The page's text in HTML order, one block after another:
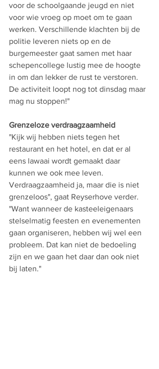
voor de schoolgaande jeugd en niet
voor wie vroeg op moet om te gaan
werken. Verschillende klachten bij de
politie leveren niets op en de
burgemeester gaat samen met haar
schepencollege lustig mee de hoogte
in om dan lekker de rust te verstoren.
De activiteit loopt nog tot dinsdag maar
mag nu stoppen!"
Grenzeloze verdraagzaamheid
"Kijk wij hebben niets tegen het
restaurant en het hotel, en dat er al
eens lawaai wordt gemaakt daar
kunnen we ook mee leven.
Verdraagzaamheid ja, maar die is niet
grenzeloos", gaat Reyserhove verder.
"Want wanneer de kasteeleigenaars
stelselmatig feesten en evenementen
gaan organiseren, hebben wij wel een
probleem. Dat kan niet de bedoeling
zijn en we gaan het daar dan ook niet
bij laten."